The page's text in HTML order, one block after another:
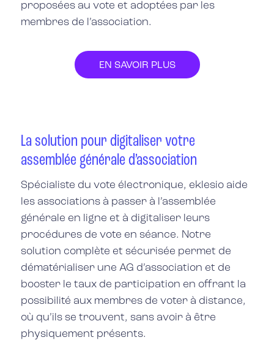
proposées au vote et adoptées par les
membres de l’association.
EN SAVOIR PLUS
La solution pour digitaliser votre
assemblée générale d’association
Spécialiste du vote électronique, eklesioaide
les associations à passer à l’assemblée
générale en ligne et à digitaliser leurs
procédures de vote en séance. Notre
solution complète et sécurisée permet de
dématérialiser une AG d’association et de
booster le taux de participation en offrant la
possibilité aux membres de voter à distance,
où qu’ils se trouvent, sans avoir à être
physiquement présents.